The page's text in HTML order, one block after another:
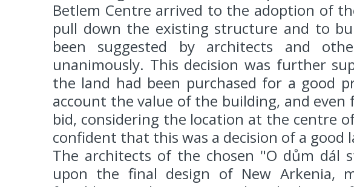
Betlem Centre arrived to the adoption of
pull down the existing structure and to
been suggested by architects and
unanimously. This decision was further
the land had been purchased for a good
account the value of the building, and even
bid, considering the location at the centre
confident that this was a decision of a good
The architects of the chosen "O dům dál
upon the final design of New Arkenia,